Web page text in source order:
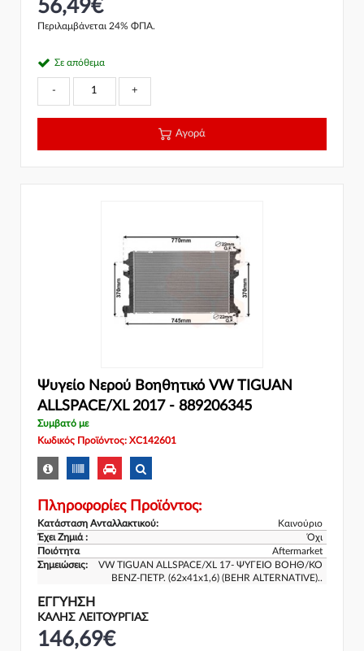
56,49€
Περιλαμβάνεται 24% ΦΠΑ.
Σε απόθεμα
- +
Αγορά
Ψυγείο Νερού Βοηθητικό VW TIGUAN
ALLSPACE/XL 2017 - 889206345
Συμβατό με
Κωδικός Προϊόντος: XC142601
Πληροφορίες Προϊόντος:
Κατάσταση Ανταλλακτικού:
Καινούριο
Έχει Ζημιά :
Όχι
Ποιότητα
Aftermarket
Σημειώσεις:
VW TIGUAN ALLSPACE/XL 17- ΨΥΓΕΙΟ ΒΟΗΘ/ΚΟ
ΒΕΝΖ-ΠΕΤΡ. (62x41x1,6) (BEHR ALTERNATIVE)..
ΕΓΓΎΗΣΗ
ΚΑΛΗΣ ΛΕΙΤΟΥΡΓΙΑΣ
146,69€